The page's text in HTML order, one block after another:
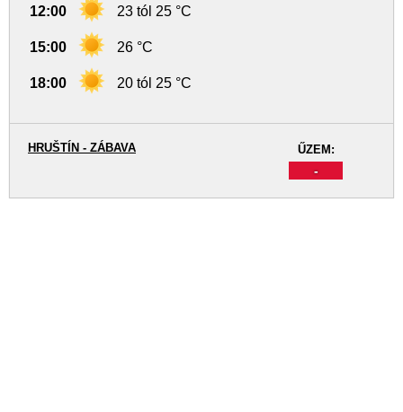
12:00 23 tól 25 °C
15:00 26 °C
18:00 20 tól 25 °C
ŰZEM:
-
HRUŠTÍN - ZÁBAVA